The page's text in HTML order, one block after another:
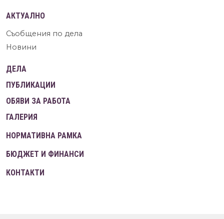
АКТУАЛНО
Съобщения по дела
Новини
ДЕЛА
ПУБЛИКАЦИИ
ОБЯВИ ЗА РАБОТА
ГАЛЕРИЯ
НОРМАТИВНА РАМКА
БЮДЖЕТ И ФИНАНСИ
КОНТАКТИ